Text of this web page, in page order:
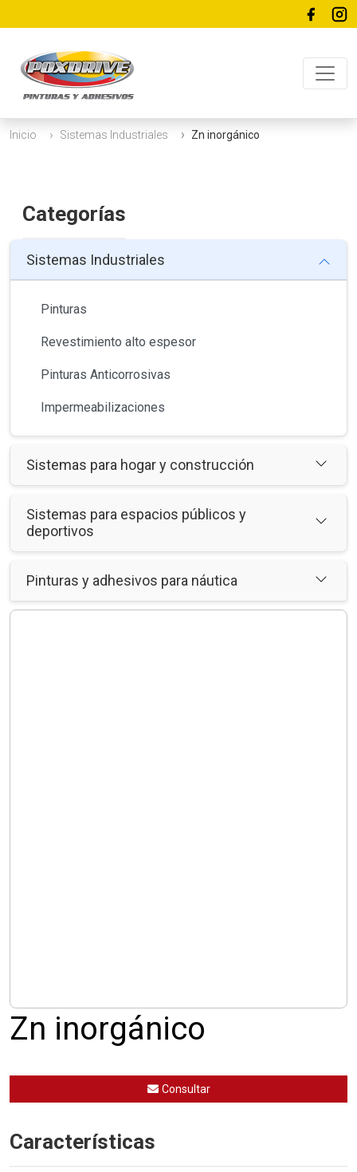
Inicio Sistemas Industriales Zn inorgánico
Categorías
Sistemas Industriales
Pinturas
Revestimiento alto espesor
Pinturas Anticorrosivas
Impermeabilizaciones
Sistemas para hogar y construcción
Sistemas para espacios públicos y
deportivos
Pinturas y adhesivos para náutica
Zn inorgánico
Consultar
Características